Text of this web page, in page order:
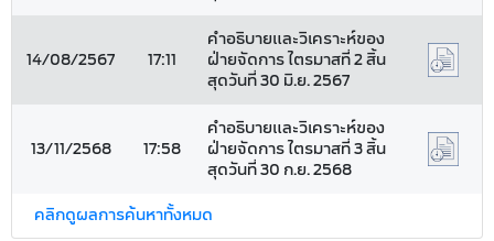
14/08/2567 17:11
คำอธิบายและวิเคราะห์ของ
ฝ่ายจัดการ ไตรมาสที่ 2 สิ้น
สุดวันที่ 30 มิ.ย. 2567
13/11/2568 17:58
คำอธิบายและวิเคราะห์ของ
ฝ่ายจัดการ ไตรมาสที่ 3 สิ้น
สุดวันที่ 30 ก.ย. 2568
คลิกดูผลการค้นหาทั้งหมด